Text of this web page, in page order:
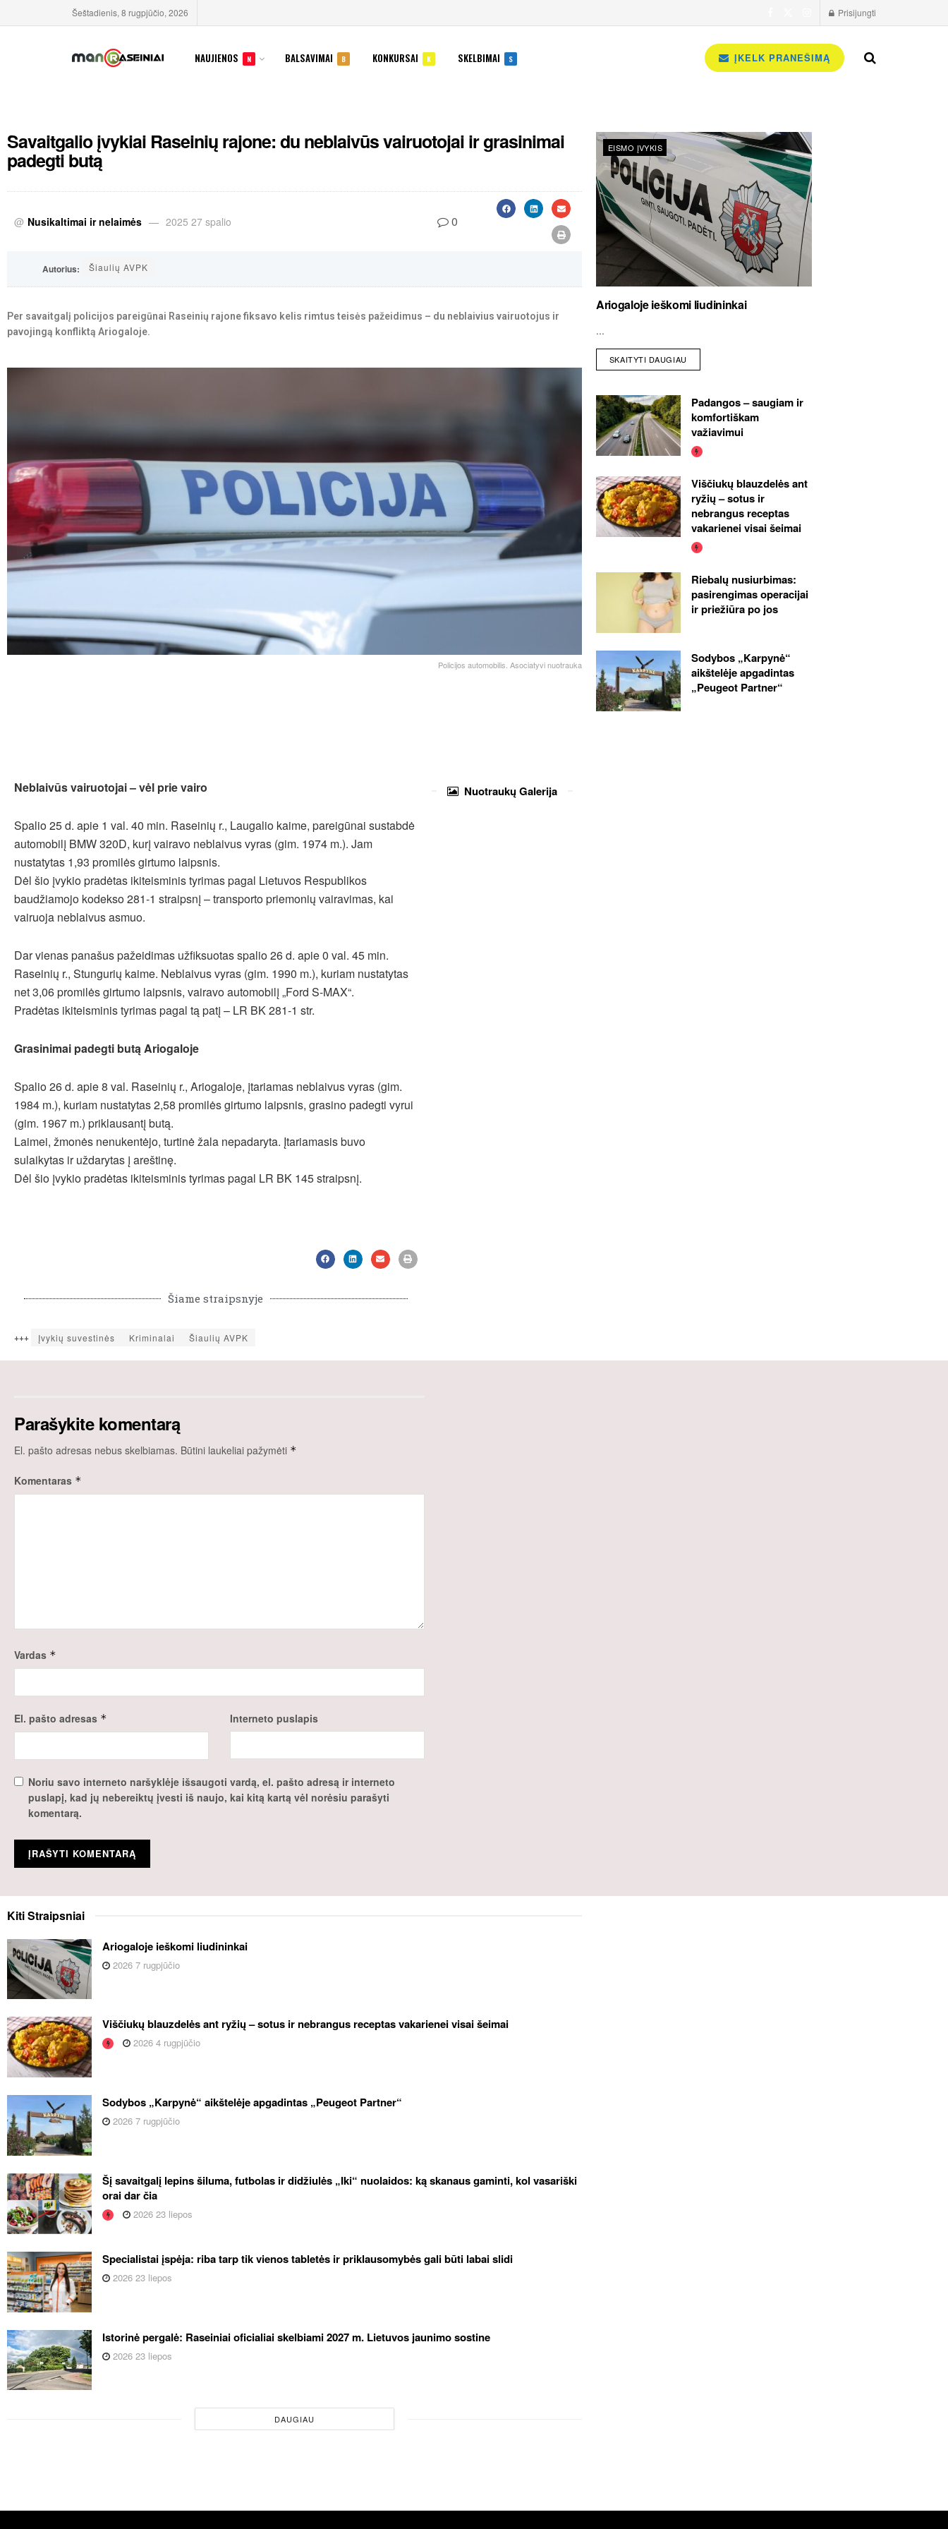
Šeštadienis, 8 rugpjūčio, 2026 Prisijungti
NAUJIENOS N BALSAVIMAI B KONKURSAI K SKELBIMAI S ĮKELK PRANEŠIMĄ
Savaitgalio įvykiai Raseinių rajone: du neblaivūs vairuotojai ir grasinimai
padegti butą
@ Nusikaltimai ir nelaimės 2025 27 spalio 0
Autorius: Šiaulių AVPK
Per savaitgalį policijos pareigūnai Raseinių rajone fiksavo kelis rimtus teisės pažeidimus – du neblaivius vairuotojus ir
pavojingą konfliktą Ariogaloje.
Policijos automobilis. Asociatyvi nuotrauka
EISMO ĮVYKIS
Ariogaloje ieškomi liudininkai
...
SKAITYTI DAUGIAU
Padangos – saugiam ir
komfortiškam
važiavimui
Viščiukų blauzdelės ant
ryžių – sotus ir
nebrangus receptas
vakarienei visai šeimai
Riebalų nusiurbimas:
pasirengimas operacijai
ir priežiūra po jos
Sodybos „Karpynė“
aikštelėje apgadintas
„Peugeot Partner“
Neblaivūs vairuotojai – vėl prie vairo
Spalio 25 d. apie 1 val. 40 min. Raseinių r., Laugalio kaime, pareigūnai sustabdė
automobilį BMW 320D, kurį vairavo neblaivus vyras (gim. 1974 m.). Jam
nustatytas 1,93 promilės girtumo laipsnis.
Dėl šio įvykio pradėtas ikiteisminis tyrimas pagal Lietuvos Respublikos
baudžiamojo kodekso 281-1 straipsnį – transporto priemonių vairavimas, kai
vairuoja neblaivus asmuo.
Dar vienas panašus pažeidimas užfiksuotas spalio 26 d. apie 0 val. 45 min.
Raseinių r., Stungurių kaime. Neblaivus vyras (gim. 1990 m.), kuriam nustatytas
net 3,06 promilės girtumo laipsnis, vairavo automobilį „Ford S-MAX“.
Pradėtas ikiteisminis tyrimas pagal tą patį – LR BK 281-1 str.
Grasinimai padegti butą Ariogaloje
Spalio 26 d. apie 8 val. Raseinių r., Ariogaloje, įtariamas neblaivus vyras (gim.
1984 m.), kuriam nustatytas 2,58 promilės girtumo laipsnis, grasino padegti vyrui
(gim. 1967 m.) priklausantį butą.
Laimei, žmonės nenukentėjo, turtinė žala nepadaryta. Įtariamasis buvo
sulaikytas ir uždarytas į areštinę.
Dėl šio įvykio pradėtas ikiteisminis tyrimas pagal LR BK 145 straipsnį.
Šiame straipsnyje
+++ Įvykių suvestinės Kriminalai Šiaulių AVPK
NuotraukųGalerija
Parašykite komentarą
El. pašto adresas nebus skelbiamas. Būtini laukeliai pažymėti *
Komentaras *
Vardas *
El. pašto adresas * Interneto puslapis
Noriu savo interneto naršyklėje išsaugoti vardą, el. pašto adresą ir interneto
puslapį, kad jų nebereiktų įvesti iš naujo, kai kitą kartą vėl norėsiu parašyti
komentarą.
KitiStraipsniai
Ariogaloje ieškomi liudininkai
2026 7 rugpjūčio
Viščiukų blauzdelės ant ryžių – sotus ir nebrangus receptas vakarienei visai šeimai
2026 4 rugpjūčio
Sodybos „Karpynė“ aikštelėje apgadintas „Peugeot Partner“
2026 7 rugpjūčio
Šį savaitgalį lepins šiluma, futbolas ir didžiulės „Iki“ nuolaidos: ką skanaus gaminti, kol vasariški
orai dar čia
2026 23 liepos
Specialistai įspėja: riba tarp tik vienos tabletės ir priklausomybės gali būti labai slidi
2026 23 liepos
Istorinė pergalė: Raseiniai oficialiai skelbiami 2027 m. Lietuvos jaunimo sostine
2026 23 liepos
DAUGIAU